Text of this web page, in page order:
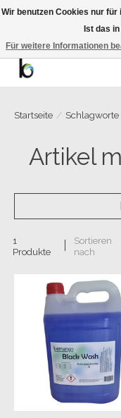
Bemango GmbH - Ewald-
01793/955066
Startseite / Schlagworte
Artikel
1
Produkte
Sortieren
nach
Wir benutzen Cookies nur
Ist das
Für weitere Informationen